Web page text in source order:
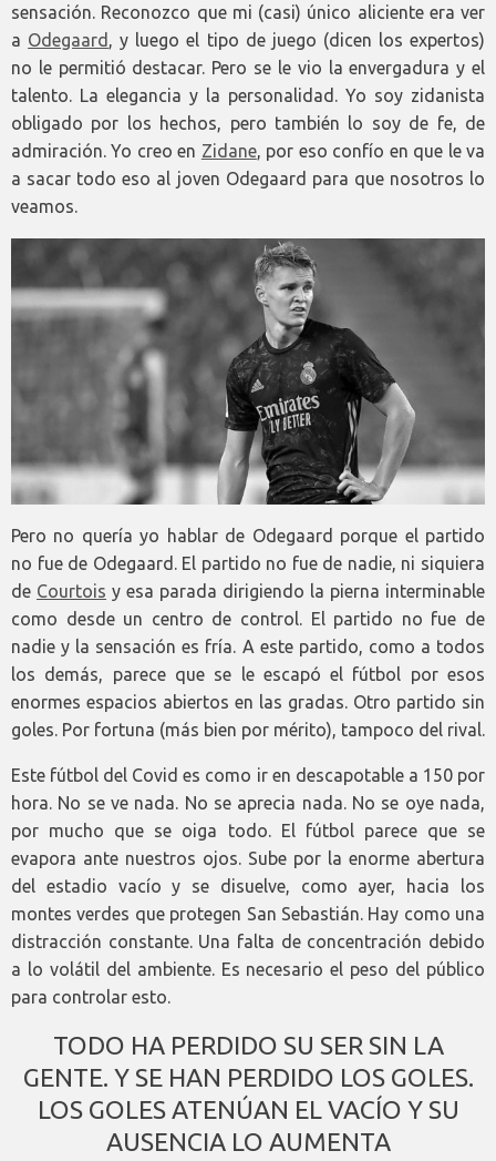
sensación. Reconozco que mi (casi) único aliciente era ver
a Odegaard , y luego el tipo de juego (dicen los expertos)
no le permitió destacar. Pero se le vio la envergadura y el
talento. La elegancia y la personalidad. Yo soy zidanista
obligado por los hechos, pero también lo soy de fe, de
admiración. Yo creo en Zidane, por eso confío en que le va
a sacar todo eso al joven Odegaard para que nosotros lo
veamos.
Pero no quería yo hablar de Odegaard porque el partido
no fue de Odegaard. El partido no fue de nadie, ni siquiera
de Courtois y esa parada dirigiendo la pierna interminable
como desde un centro de control. El partido no fue de
nadie y la sensación es fría. A este partido, como a todos
los demás, parece que se le escapó el fútbol por esos
enormes espacios abiertos en las gradas. Otro partido sin
goles. Por fortuna (más bien por mérito), tampoco del rival.
Este fútbol del Covid es como ir en descapotable a 150 por
hora. No se ve nada. No se aprecia nada. No se oye nada,
por mucho que se oiga todo. El fútbol parece que se
evapora ante nuestros ojos. Sube por la enorme abertura
del estadio vacío y se disuelve, como ayer, hacia los
montes verdes que protegen San Sebastián. Hay como una
distracción constante. Una falta de concentración debido
a lo volátil del ambiente. Es necesario el peso del público
para controlar esto.
TODO HA PERDIDO SU SER SIN LA
GENTE. Y SE HAN PERDIDO LOS GOLES.
LOS GOLES ATENÚAN EL VACÍO Y SU
AUSENCIA LO AUMENTA